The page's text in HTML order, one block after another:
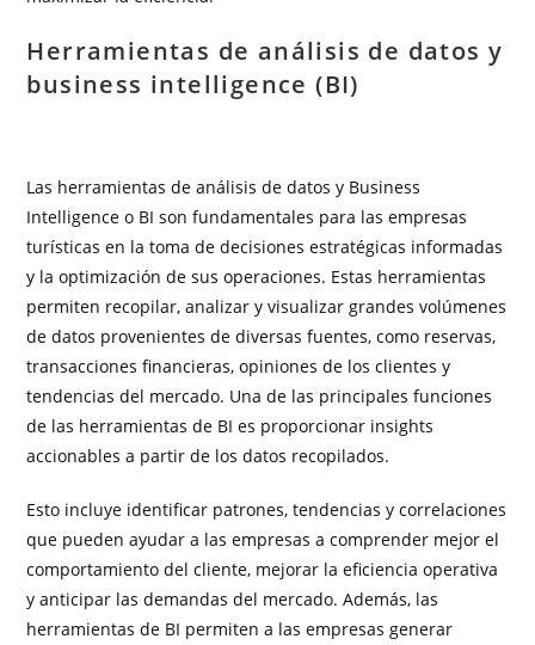
Herramientas de análisis de datos y
business intelligence (BI)
Las herramientas de análisis de datos y Business
Intelligence o BI son fundamentales para las empresas
turísticas en la toma de decisiones estratégicas informadas
y la optimización de sus operaciones. Estas herramientas
permiten recopilar, analizar y visualizar grandes volúmenes
de datos provenientes de diversas fuentes, como reservas,
transacciones financieras, opiniones de los clientes y
tendencias del mercado. Una de las principales funciones
de las herramientas de BI es proporcionar insights
accionables a partir de los datos recopilados.
Esto incluye identificar patrones, tendencias y correlaciones
que pueden ayudar a las empresas a comprender mejor el
comportamiento del cliente, mejorar la eficiencia operativa
y anticipar las demandas del mercado. Además, las
herramientas de BI permiten a las empresas generar